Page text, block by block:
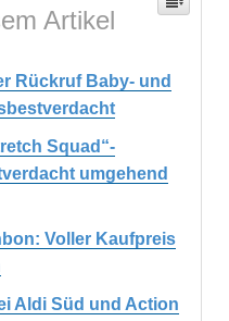
Artikel
Rückruf Baby- und
Squad“-
umgehend
Voller Kaufpreis
Aldi Süd und Action